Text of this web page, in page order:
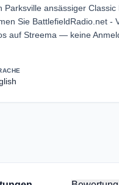
ansässiger Classic
Sie BattlefieldRadio.net -
auf Streema — keine